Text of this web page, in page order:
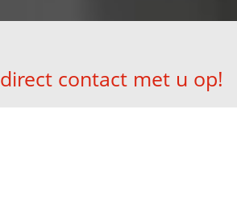
contact met u op!